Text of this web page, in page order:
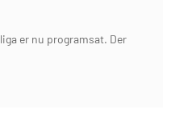
er nu programsat. Der